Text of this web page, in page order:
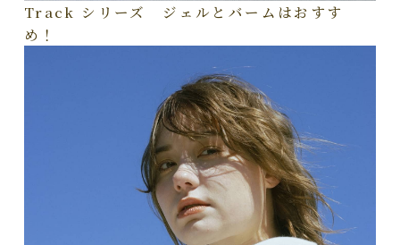
Track シリーズ ジェルとバームはおすす
め！